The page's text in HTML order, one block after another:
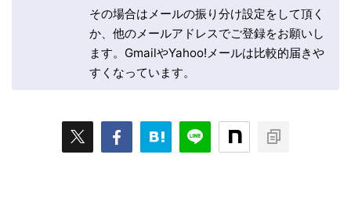
その場合はメールの振り分け設定をして頂く
か、他のメールアドレスでご登録をお願いし
ます。GmailやYahoo!メールは比較的届きや
すくなっています。